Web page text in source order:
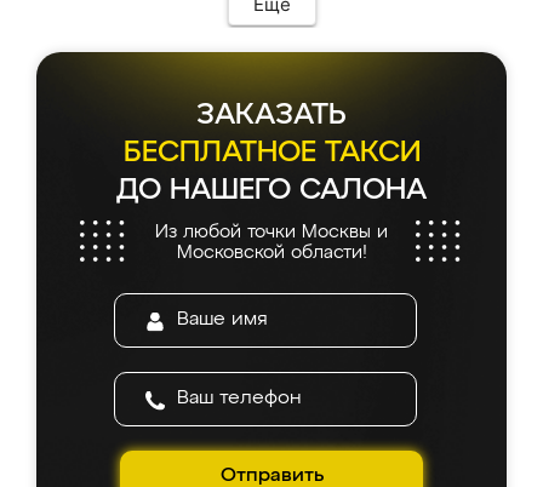
ЗАКАЗАТЬ
БЕСПЛАТНОЕ ТАКСИ
ДО НАШЕГО САЛОНА
Из любой точки Москвы и
Московской области!
Отправить